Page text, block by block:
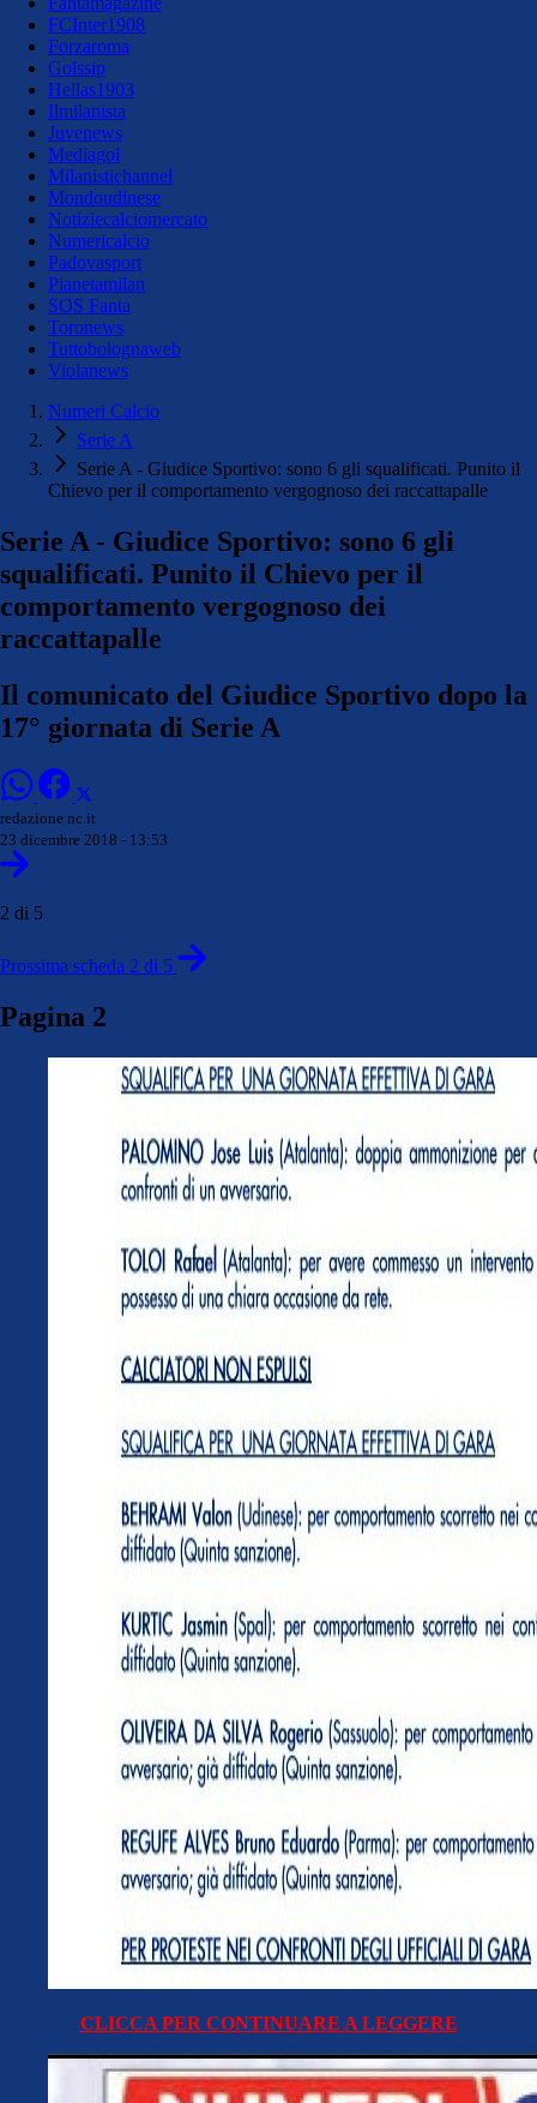
FCInter1908
Forzaroma
Golssip
Hellas1903
Ilmilanista
Juvenews
Mediagol
Milanistichannel
Mondoudinese
Notiziecalciomercato
Numericalcio
Padovasport
Pianetamilan
SOS Fanta
Toronews
Tuttobolognaweb
Violanews
Numeri Calcio
Serie A
Serie A - Giudice Sportivo: sono 6 gli squalificati. Punito il
Chievo per il comportamento vergognoso dei raccattapalle
Serie A - Giudice Sportivo: sono 6 gli
squalificati. Punito il Chievo per il
comportamento vergognoso dei
raccattapalle
Il comunicato del Giudice Sportivo dopo la
17° giornata di Serie A
redazione nc.it
23 dicembre 2018 - 13:53
2 di 5
Prossima scheda 2 di 5
Pagina 2
CLICCA PER CONTINUARE A LEGGERE